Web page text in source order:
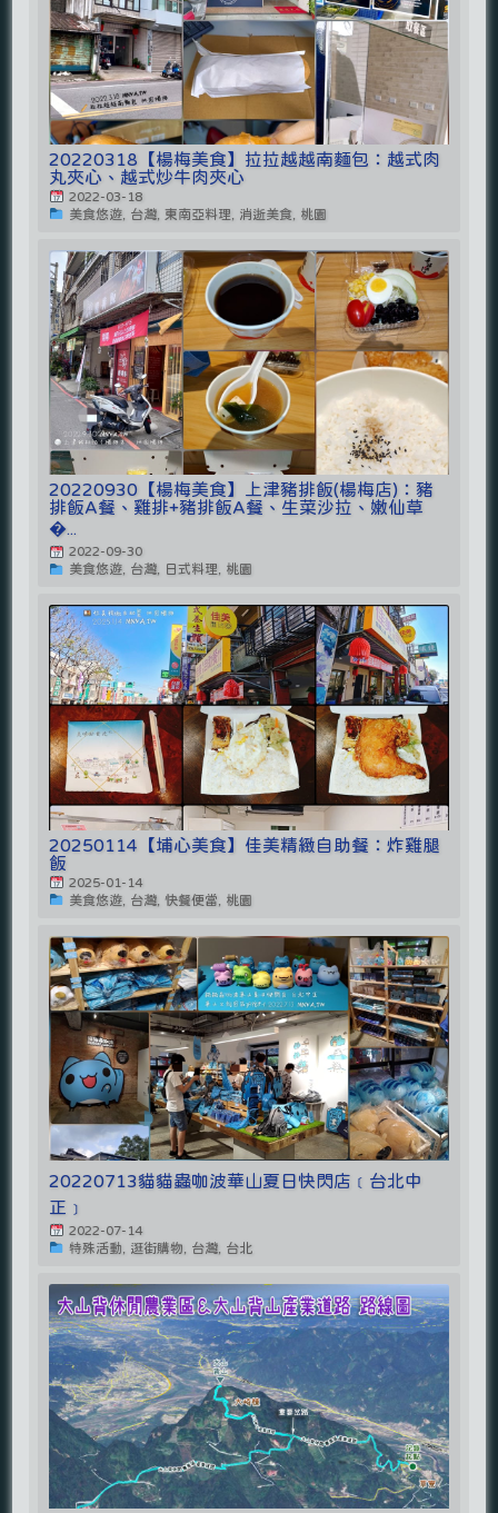
20220318【楊梅美食】拉拉越越南麵包：越式肉
丸夾心、越式炒牛肉夾心
2022-03-18
美食悠遊, 台灣, 東南亞料理, 消逝美食, 桃園
20220930【楊梅美食】上津豬排飯(楊梅店)：豬
排飯A餐、雞排+豬排飯A餐、生菜沙拉、嫩仙草
�...
2022-09-30
美食悠遊, 台灣, 日式料理, 桃園
20250114【埔心美食】佳美精緻自助餐：炸雞腿
飯
2025-01-14
美食悠遊, 台灣, 快餐便當, 桃園
20220713貓貓蟲咖波華山夏日快閃店﹝台北中
正﹞
2022-07-14
特殊活動, 逛街購物, 台灣, 台北